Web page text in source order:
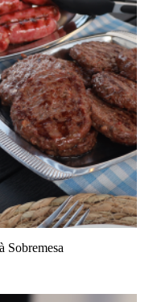
Sobremesa